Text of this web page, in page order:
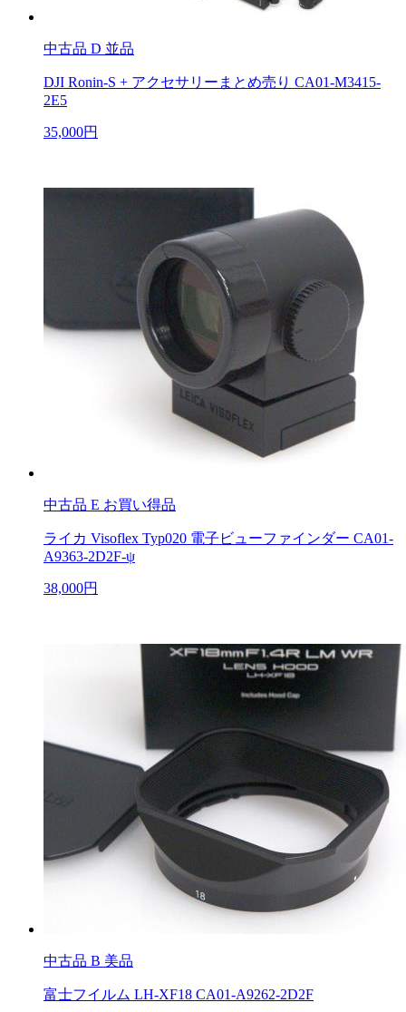
中古品 D 並品
DJI Ronin-S + アクセサリーまとめ売り CA01-M3415-
2E5
35,000円
中古品 E お買い得品
ライカ Visoflex Typ020 電子ビューファインダー CA01-
A9363-2D2F-ψ
38,000円
中古品 B 美品
富士フイルム LH-XF18 CA01-A9262-2D2F